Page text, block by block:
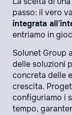
passo: il vero
integrata
entriamo in
Solunet Group
delle soluzioni
concreta delle
crescita.
configuriamo i
tempo,